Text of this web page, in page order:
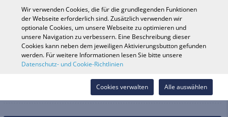
Fahrzeugsuche
Shop durchsuchen
Kategorien Teile & Zubehör
Kabel & Schalter
Wir verwenden Cookies, die für die grundlegenden Funktionen
der Webseite erforderlich sind. Zusätzlich verwenden wir
optionale Cookies, um unsere Webseite zu optimieren und
unsere Navigation zu verbessern. Eine Beschreibung dieser
Cookies kann neben dem jeweiligen Aktivierungsbutton gefunden
werden. Für weitere Informationen lesen Sie bitte unsere
Datenschutz- und Cookie-Richtlinien
Alle auswählen
Cookies verwalten